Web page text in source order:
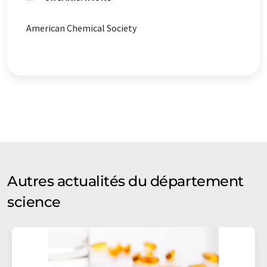
American Chemical Society
Autres actualités du département
science